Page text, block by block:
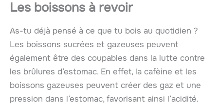
Les boissons à revoir
As-tu déjà pensé à ce que tu bois au quotidien ?
Les boissons sucrées et gazeuses peuvent
également être des coupables dans la lutte contre
les brûlures d’estomac. En effet, la cafèine et les
boissons gazeuses peuvent créer des gaz et une
pression dans l’estomac, favorisant ainsi l’acidité.